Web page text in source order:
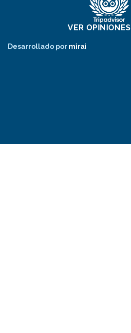
VER OPINIONES
Desarrollado por mirai